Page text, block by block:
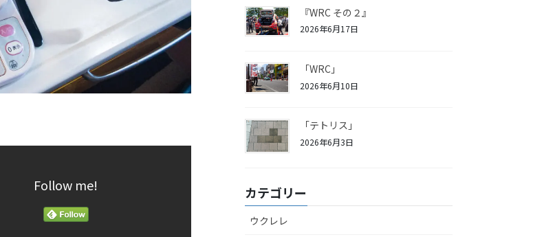
Follow me!
『WRC その２』
2026年6月17日
「WRC」
2026年6月10日
「テトリス」
2026年6月3日
カテゴリー
ウクレレ